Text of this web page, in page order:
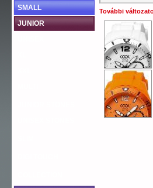
SMALL
JUNIOR
További